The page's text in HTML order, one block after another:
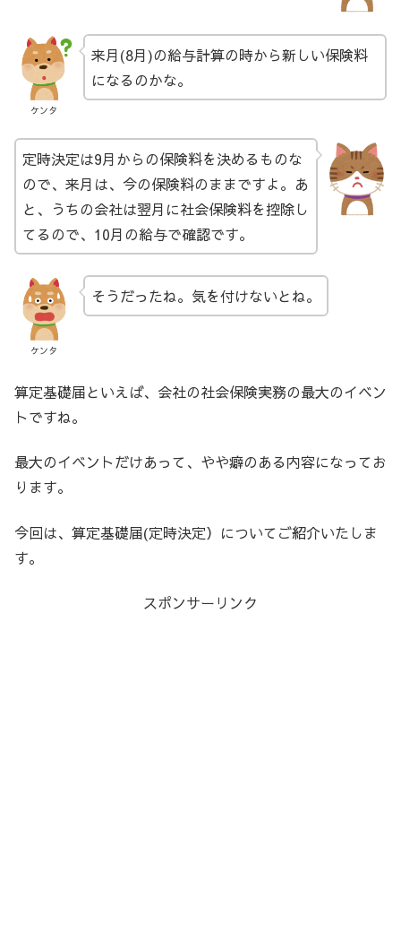
ケンタ
来月(8月)の給与計算の時から新しい保険料
になるのかな。
定時決定は9月からの保険料を決めるものな
ので、来月は、今の保険料のままですよ。あ
と、うちの会社は翌月に社会保険料を控除し
てるので、10月の給与で確認です。
ケンタ
そうだったね。気を付けないとね。
算定基礎届といえば、会社の社会保険実務の最大のイベン
トですね。
最大のイベントだけあって、やや癖のある内容になってお
ります。
今回は、算定基礎届(定時決定）についてご紹介いたしま
す。
スポンサーリンク